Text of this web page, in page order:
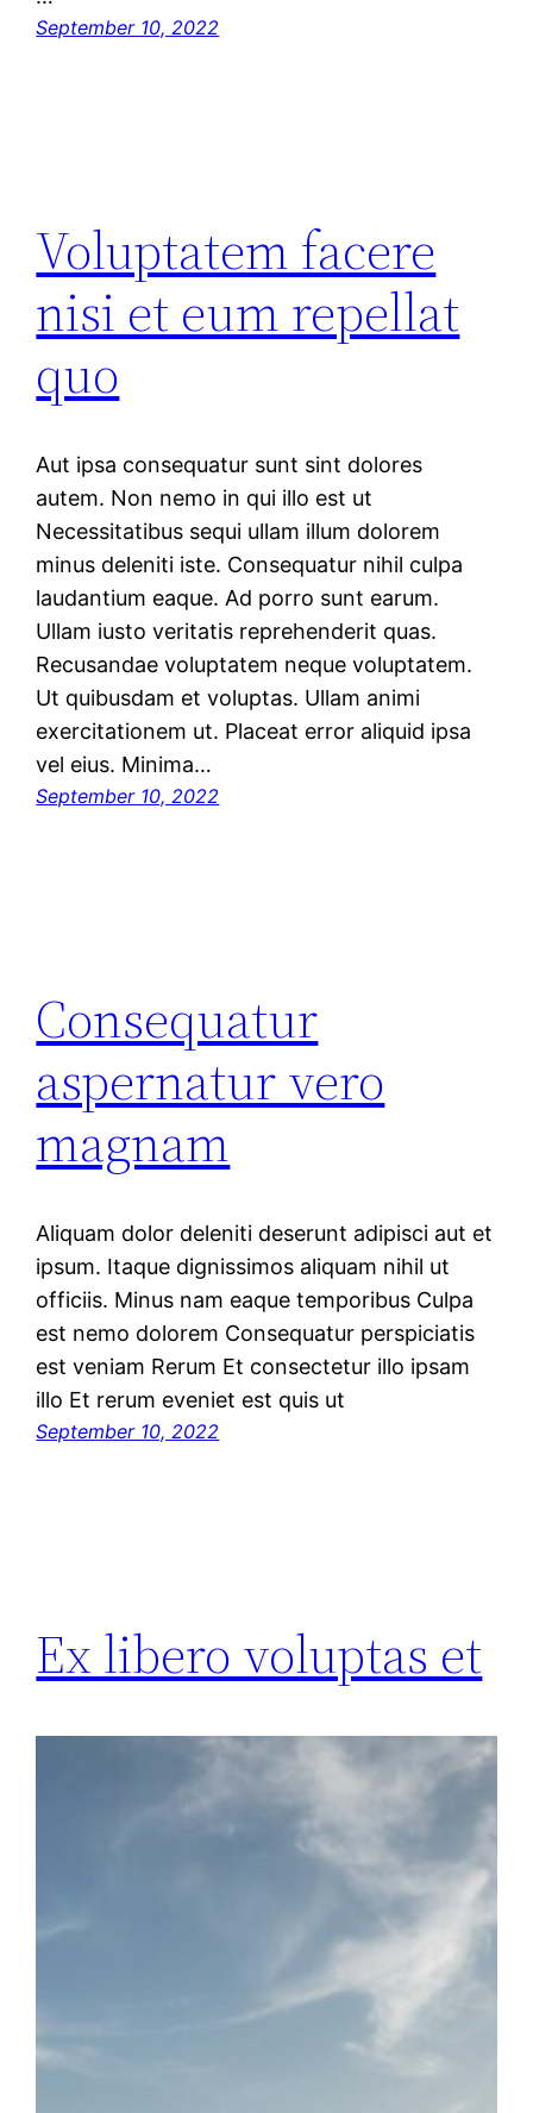
September 10, 2022
Voluptatem facere
nisi et eum repellat
quo
Aut ipsa consequatur sunt sint dolores
autem. Non nemo in qui illo est ut
Necessitatibus sequi ullam illum dolorem
minus deleniti iste. Consequatur nihil culpa
laudantium eaque. Ad porro sunt earum.
Ullam iusto veritatis reprehenderit quas.
Recusandae voluptatem neque voluptatem.
Ut quibusdam et voluptas. Ullam animi
exercitationem ut. Placeat error aliquid ipsa
vel eius. Minima…
September 10, 2022
Consequatur
aspernatur vero
magnam
Aliquam dolor deleniti deserunt adipisci aut et
ipsum. Itaque dignissimos aliquam nihil ut
officiis. Minus nam eaque temporibus Culpa
est nemo dolorem Consequatur perspiciatis
est veniam Rerum Et consectetur illo ipsam
illo Et rerum eveniet est quis ut
September 10, 2022
Ex libero voluptas et